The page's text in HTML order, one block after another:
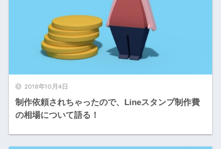
2018年10月4日
制作依頼されちゃったので、Lineスタンプ制作費
の相場について語る！